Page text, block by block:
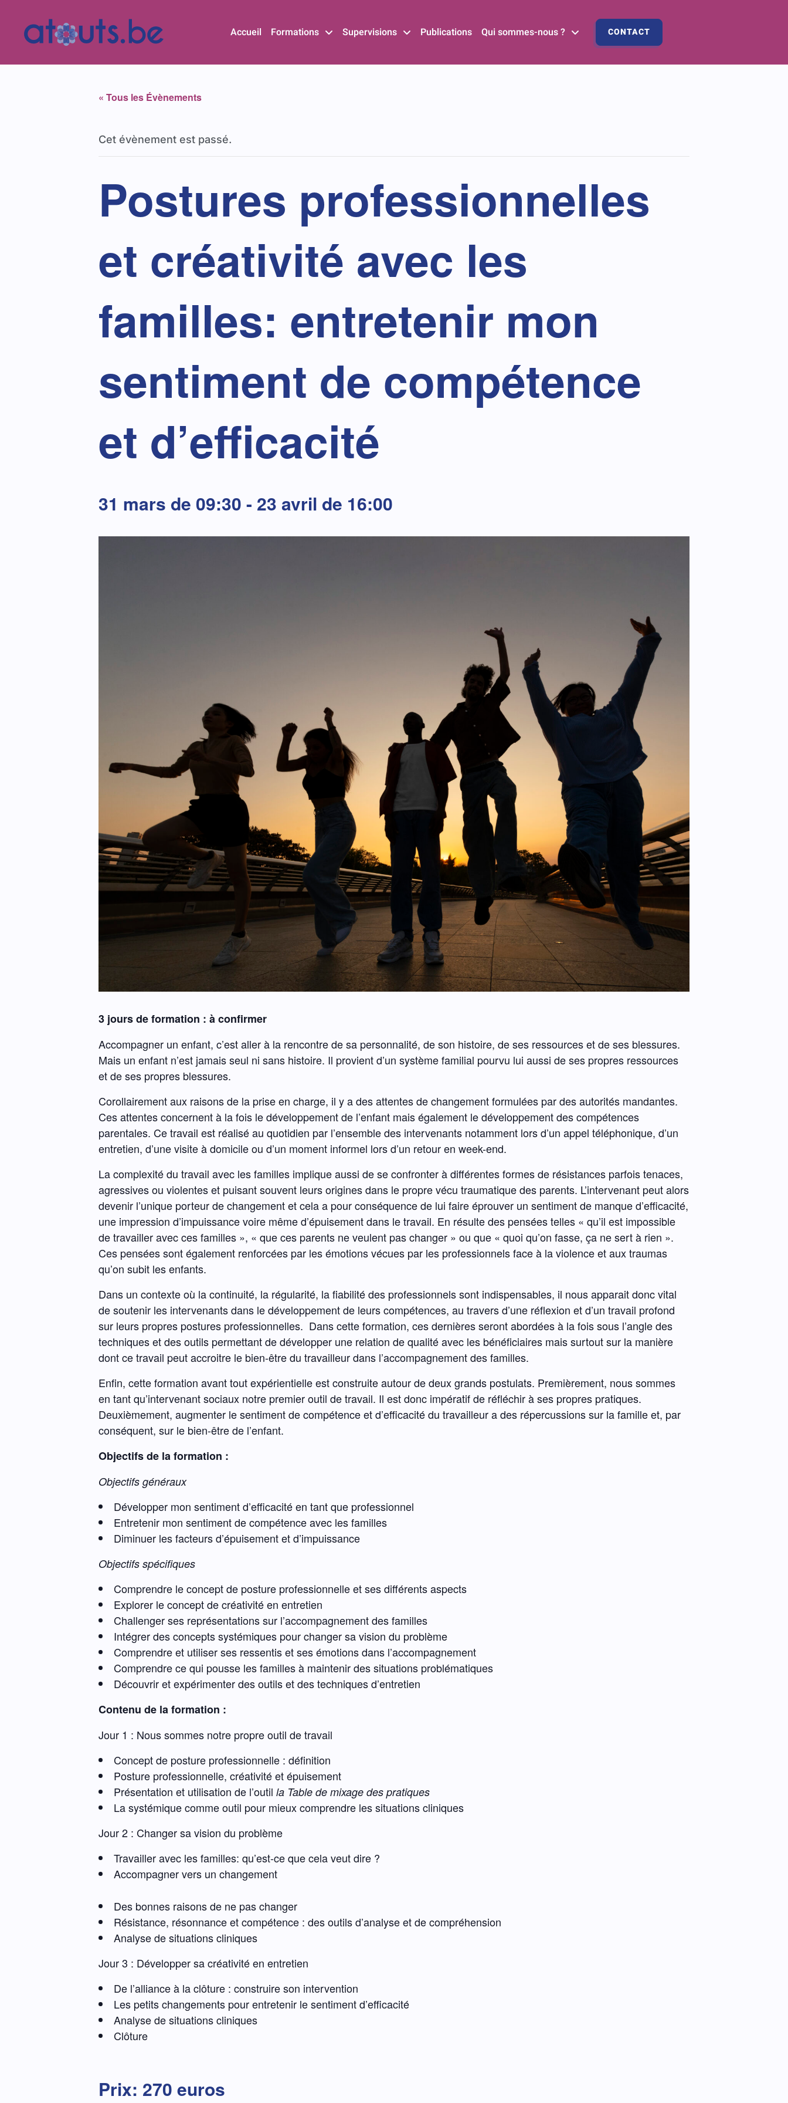
Accueil Formations Supervisions Publications Qui sommes-nous ? CONTACT
« Tous les Évènements
Cet évènement est passé.
Postures professionnelles
et créativité avec les
familles: entretenir mon
sentiment de compétence
et d’efficacité
31 mars de 09:30 - 23 avril de 16:00
3 jours de formation : à confirmer
Accompagner un enfant, c’est aller à la rencontre de sa personnalité, de son histoire, de ses ressources et de ses blessures.
Mais un enfant n’est jamais seul ni sans histoire. Il provient d’un système familial pourvu lui aussi de ses propres ressources
et de ses propres blessures.
Corollairement aux raisons de la prise en charge, il y a des attentes de changement formulées par des autorités mandantes.
Ces attentes concernent à la fois le développement de l’enfant mais également le développement des compétences
parentales. Ce travail est réalisé au quotidien par l’ensemble des intervenants notamment lors d’un appel téléphonique, d’un
entretien, d’une visite à domicile ou d’un moment informel lors d’un retour en week-end.
La complexité du travail avec les familles implique aussi de se confronter à différentes formes de résistances parfois tenaces,
agressives ou violentes et puisant souvent leurs origines dans le propre vécu traumatique des parents. L’intervenant peut alors
devenir l’unique porteur de changement et cela a pour conséquence de lui faire éprouver un sentiment de manque d’efficacité,
une impression d’impuissance voire même d’épuisement dans le travail. En résulte des pensées telles « qu’il est impossible
de travailler avec ces familles », « que ces parents ne veulent pas changer » ou que « quoi qu’on fasse, ça ne sert à rien ».
Ces pensées sont également renforcées par les émotions vécues par les professionnels face à la violence et aux traumas
qu’on subit les enfants.
Dans un contexte où la continuité, la régularité, la fiabilité des professionnels sont indispensables, il nous apparait donc vital
de soutenir les intervenants dans le développement de leurs compétences, au travers d’une réflexion et d’un travail profond
sur leurs propres postures professionnelles. Dans cette formation, ces dernières seront abordées à la fois sous l’angle des
techniques et des outils permettant de développer une relation de qualité avec les bénéficiaires mais surtout sur la manière
dont ce travail peut accroitre le bien-être du travailleur dans l’accompagnement des familles.
Enfin, cette formation avant tout expérientielle est construite autour de deux grands postulats. Premièrement, nous sommes
en tant qu’intervenant sociaux notre premier outil de travail. Il est donc impératif de réfléchir à ses propres pratiques.
Deuxièmement, augmenter le sentiment de compétence et d’efficacité du travailleur a des répercussions sur la famille et, par
conséquent, sur le bien-être de l’enfant.
Objectifs de la formation :
Objectifs généraux
Développer mon sentiment d’efficacité en tant que professionnel
Entretenir mon sentiment de compétence avec les familles
Diminuer les facteurs d’épuisement et d’impuissance
Objectifs spécifiques
Comprendre le concept de posture professionnelle et ses différents aspects
Explorer le concept de créativité en entretien
Challenger ses représentations sur l’accompagnement des familles
Intégrer des concepts systémiques pour changer sa vision du problème
Comprendre et utiliser ses ressentis et ses émotions dans l’accompagnement
Comprendre ce qui pousse les familles à maintenir des situations problématiques
Découvrir et expérimenter des outils et des techniques d’entretien
Contenu de la formation :
Jour 1 : Nous sommes notre propre outil de travail
Concept de posture professionnelle : définition
Posture professionnelle, créativité et épuisement
Présentation et utilisation de l’outil la Table de mixage des pratiques
La systémique comme outil pour mieux comprendre les situations cliniques
Jour 2 : Changer sa vision du problème
Travailler avec les familles: qu’est-ce que cela veut dire ?
Accompagner vers un changement
Des bonnes raisons de ne pas changer
Résistance, résonnance et compétence : des outils d’analyse et de compréhension
Analyse de situations cliniques
Jour 3 : Développer sa créativité en entretien
De l’alliance à la clôture : construire son intervention
Les petits changements pour entretenir le sentiment d’efficacité
Analyse de situations cliniques
Clôture
Prix: 270 euros